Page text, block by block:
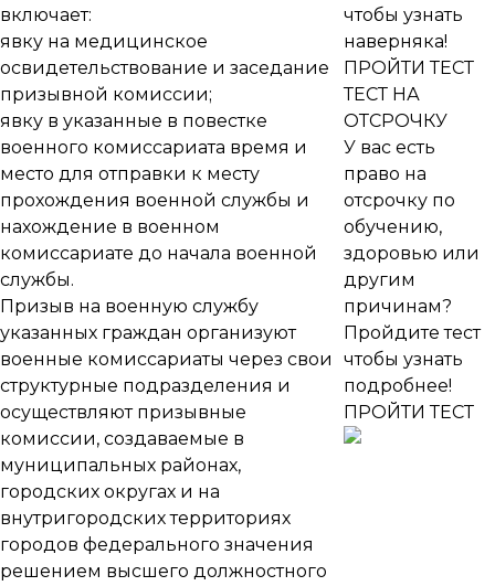
включает:
явку на медицинское
освидетельствование и заседание
призывной комиссии;
явку в указанные в повестке
военного комиссариата время и
место для отправки к месту
прохождения военной службы и
нахождение в военном
комиссариате до начала военной
службы.
Призыв на военную службу
указанных граждан организуют
военные комиссариаты через свои
структурные подразделения и
осуществляют призывные
комиссии, создаваемые в
муниципальных районах,
городских округах и на
внутригородских территориях
городов федерального значения
решением высшего должностного
чтобы узнать
наверняка!
ПРОЙТИ ТЕСТ
ТЕСТ НА
ОТСРОЧКУ
У вас есть
право на
отсрочку по
обучению,
здоровью или
другим
причинам?
Пройдите тест
чтобы узнать
подробнее!
ПРОЙТИ ТЕСТ